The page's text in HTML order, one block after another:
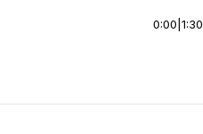
0:00 1:30